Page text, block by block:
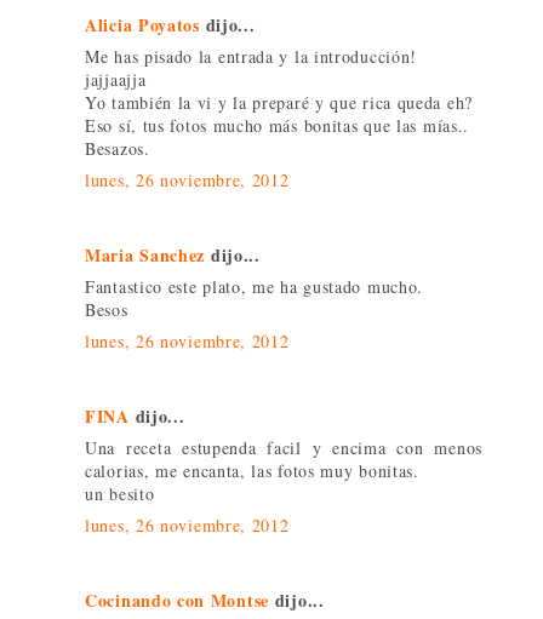
Alicia Poyatos dijo...
Me has pisado la entrada y la introducción!
jajjaajja
Yo también la vi y la preparé y que rica queda eh?
Eso sí, tus fotos mucho más bonitas que las mías..
Besazos.
lunes, 26 noviembre, 2012
Maria Sanchez dijo...
Fantastico este plato, me ha gustado mucho.
Besos
lunes, 26 noviembre, 2012
FINA dijo...
Una receta estupenda facil y encima con menos
calorias, me encanta, las fotos muy bonitas.
un besito
lunes, 26 noviembre, 2012
Cocinando con Montse dijo...